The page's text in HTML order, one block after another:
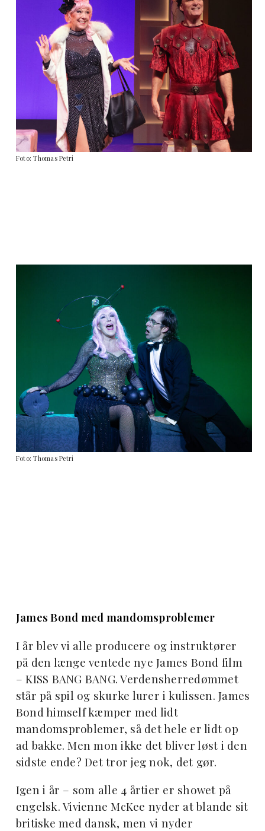
Foto: Thomas Petri
Foto: Thomas Petri
James Bond med mandomsproblemer
I år blev vi alle producere og instruktører
på den længe ventede nye James Bond film
– KISS BANG BANG. Verdensherredømmet
står på spil og skurke lurer i kulissen. James
Bond himself kæmper med lidt
mandomsproblemer, så det hele er lidt op
ad bakke. Men mon ikke det bliver løst i den
sidste ende? Det tror jeg nok, det gør.
Igen i år – som alle 4 årtier er showet på
engelsk. Vivienne McKee nyder at blande sit
britiske med dansk, men vi nyder